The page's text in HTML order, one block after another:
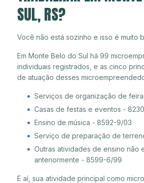
SUL, RS?
Você não está sozinho e isso é muito
Em Monte Belo do Sul há 99
individuais registrados, e as cinco
de atuação desses
Serviços de organização de
Casas de festas e eventos -
Ensino de música - 8592-9/03
Serviço de preparação de
Outras atividades de ensino não
anteriormente - 8599-6/99
E aí, sua atividade principal como